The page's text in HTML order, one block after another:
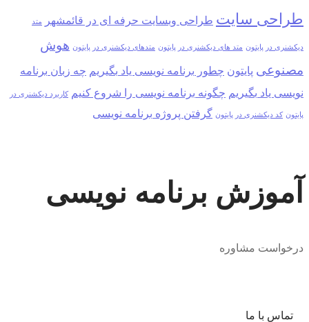
طراحی سایت طراحی وبسایت حرفه ای در قائمشهر متد
دیکشنری در پایتون متد های دیکشنری در پایتون متدهای دیکشنری در پایتون هوش
مصنوعی پایتون چطور برنامه نویسی یاد بگیریم چه زبان برنامه
نویسی یاد بگیریم چگونه برنامه نویسی را شروع کنیم کاربرد دیکشنری در
پایتون کد دیکشنری در پایتون گرفتن پروژه برنامه نویسی
آموزش برنامه نویسی
درخواست مشاوره
تماس با ما